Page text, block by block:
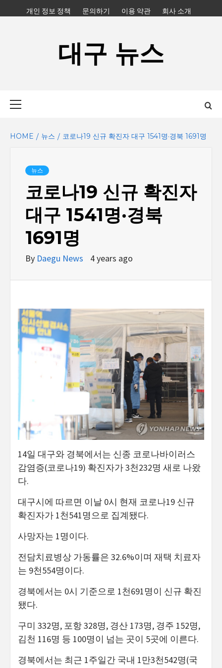
to
개인 정보 정책 문의하기 이용 약관 회사 소개
대구 뉴스
HOME 뉴스 코로나19 신규 확진자 대구 1541명·경북 1691명
뉴스
코로나19 신규 확진자
대구 1541명·경북
1691명
By Daegu News 4 years ago
14일 대구와 경북에서는 신종 코로나바이러스
감염증(코로나19) 확진자가 3천232명 새로 나왔
다.
대구시에 따르면 이날 0시 현재 코로나19 신규
확진자가 1천541명으로 집계됐다.
사망자는 1명이다.
전담치료병상 가동률은 32.6%이며 재택 치료자
는 9천554명이다.
경북에서는 0시 기준으로 1천691명이 신규 확진
됐다.
구미 332명, 포항 328명, 경산 173명, 경주 152명,
김천 116명 등 100명이 넘는 곳이 5곳에 이른다.
경북에서는 최근 1주일간 국내 1만3천542명(국